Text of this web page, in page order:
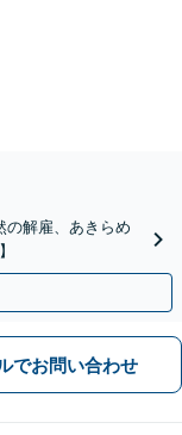
の解雇、あきらめ
でお問い合わせ